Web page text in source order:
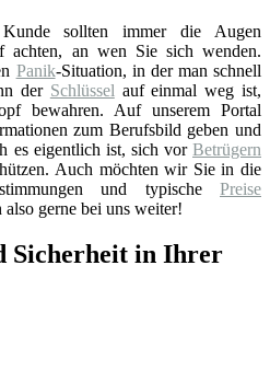
sollten immer die Augen
achten, an wen Sie sich wenden.
Panik-Situation, in der man schnell
der Schlüssel auf einmal weg ist,
bewahren. Auf unserem Portal
zum Berufsbild geben und
es eigentlich ist, sich vor Betrügern
Auch möchten wir Sie in die
und typische Preise
gerne bei uns weiter!
Sicherheit in Ihrer